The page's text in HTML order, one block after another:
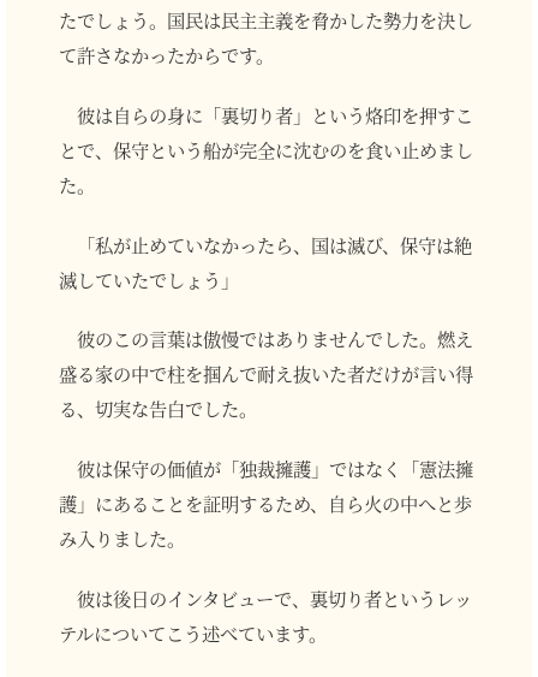
たでしょう。国民は民主主義を脅かした勢力を決し
て許さなかったからです。
彼は自らの身に「裏切り者」という烙印を押すこ
とで、保守という船が完全に沈むのを食い止めまし
た。
「私が止めていなかったら、国は滅び、保守は絶
滅していたでしょう」
彼のこの言葉は傲慢ではありませんでした。燃え
盛る家の中で柱を掴んで耐え抜いた者だけが言い得
る、切実な告白でした。
彼は保守の価値が「独裁擁護」ではなく「憲法擁
護」にあることを証明するため、自ら火の中へと歩
み入りました。
彼は後日のインタビューで、裏切り者というレッ
テルについてこう述べています。